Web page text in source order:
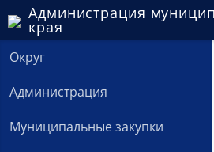
Администрация
края
Округ
Администрация
Муниципальные закупки